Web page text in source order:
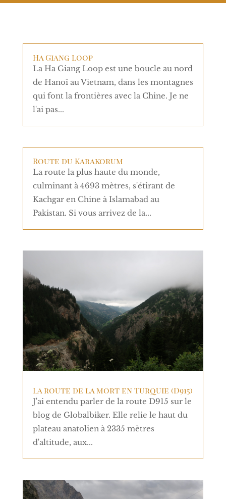
Ha Giang Loop
La Ha Giang Loop est une boucle au nord
de Hanoï au Vietnam, dans les montagnes
qui font la frontières avec la Chine. Je ne
l'ai pas...
Route du Karakorum
La route la plus haute du monde,
culminant à 4693 mètres, s'étirant de
Kachgar en Chine à Islamabad au
Pakistan. Si vous arrivez de la...
La route de la mort en Turquie (D915)
J'ai entendu parler de la route D915 sur le
blog de Globalbiker. Elle relie le haut du
plateau anatolien à 2335 mètres
d'altitude, aux...